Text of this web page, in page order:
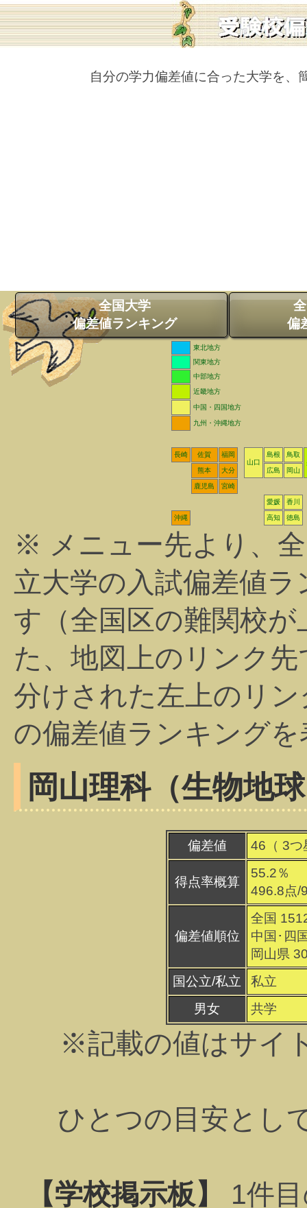
自分の学力偏差値に合った大学を、
全国大学
偏差値ランキング
偏
東北地方
関東地方
中部地方
近畿地方
中国・四国地方
九州・沖縄地方
長崎 佐賀
福岡
山口
島根
鳥取
熊本
大分 広島 岡山
鹿児島 宮崎
愛媛 香川
沖縄 高知 徳島
※ メニュー先より、
立大学の入試偏差値
す（全国区の難関校
た、地図上のリンク
分けされた左上のリ
の偏差値ランキング
岡山理科（生物地
偏差値 46（ 3つ
得点率概算
55.2％
496.8点/
偏差値順位
全国
中国･四
岡山県
国公立/私立
私立
男女
共学
※記載の値はサイ
ひとつの目安とし
【学校掲示板】 1件